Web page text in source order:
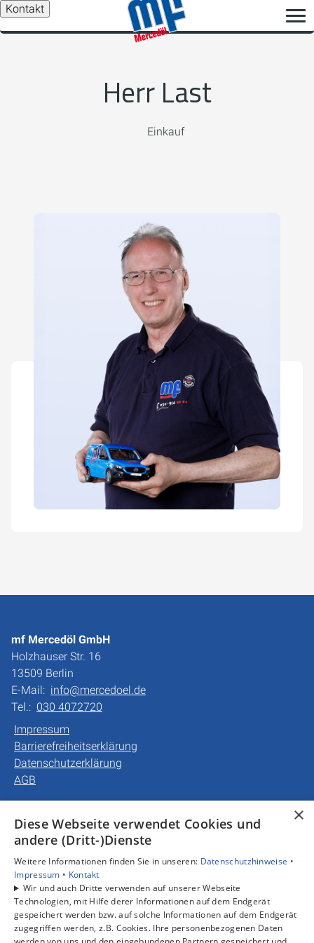
Kontakt
Herr Last
Einkauf
mf Mercedöl GmbH
Holzhauser Str. 16
13509 Berlin
E-Mail: info@mercedoel.de
Tel.: 030 4072720
Impressum
Barrierefreiheitserklärung
Datenschutzerklärung
AGB
Privatkunden
Gewerbekunden
Karriere
Unternehmen
Kontakt
×
Diese Webseite verwendet Cookies und
andere (Dritt-)Dienste
Weitere Informationen finden Sie in unseren: Datenschutzhinweise •
Impressum • Kontakt
Wir und auch Dritte verwenden auf unserer Webseite
Technologien, mit Hilfe derer Informationen auf dem Endgerät
gespeichert werden bzw. auf solche Informationen auf dem Endgerät
zugegriffen werden, z.B. Cookies. Ihre personenbezogenen Daten